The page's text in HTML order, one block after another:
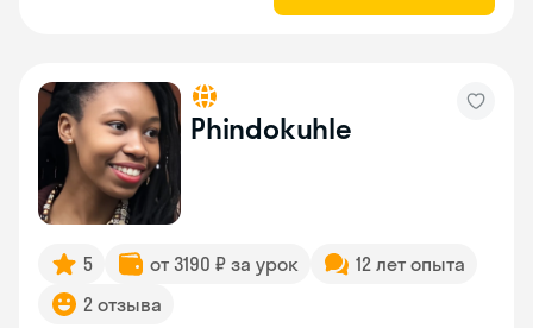
Phindokuhle
5 от 3190 ₽ за урок
12 лет опыта
2 отзыва